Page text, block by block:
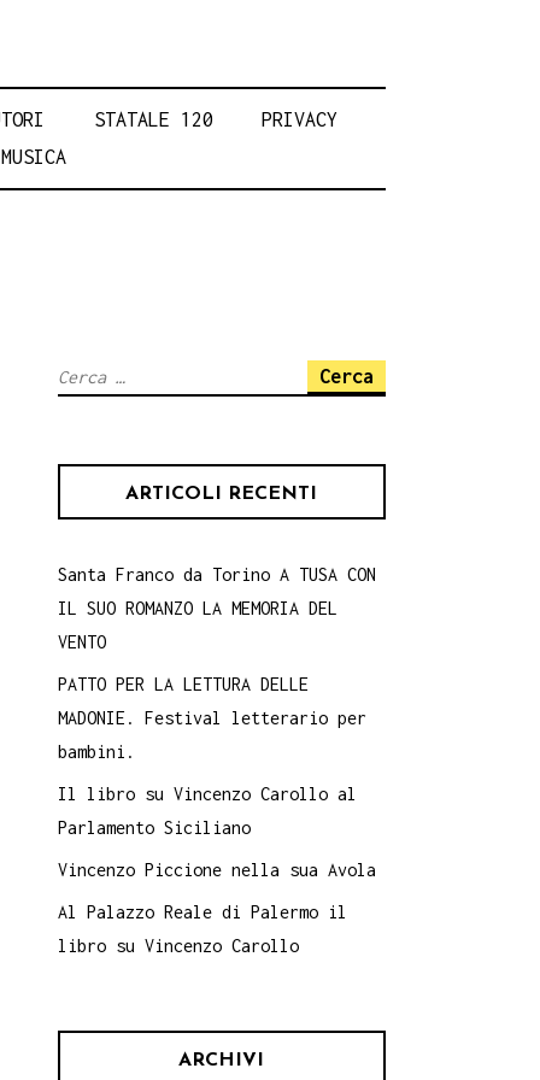
STATALE 120
PRIVACY
MUSICA
Ricerca
ARTICOLI RECENTI
Santa Franco da Torino A TUSA CON
IL SUO ROMANZO LA MEMORIA DEL
VENTO
PATTO PER LA LETTURA DELLE
MADONIE. Festival letterario per
bambini.
Il libro su Vincenzo Carollo al
Parlamento Siciliano
Vincenzo Piccione nella sua Avola
Al Palazzo Reale di Palermo il
libro su Vincenzo Carollo
ARCHIVI